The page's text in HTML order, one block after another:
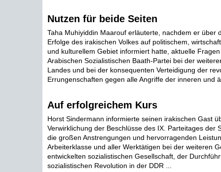
Nutzen für beide Seiten
Taha Muhiyiddin Maarouf erläuterte, nachdem er über
Erfolge des irakischen Volkes auf politischem,
und kulturellem Gebiet informiert hatte, aktuelle
Arabischen Sozialistischen Baath-Partei bei der
Landes und bei der konsequenten Verteidigung der
Errungenschaften gegen alle Angriffe der inneren und
Auf erfolgreichem Kurs
Horst Sindermann informierte seinen irakischen Gast
Verwirklichung der Beschlüsse des IX. Parteitages der
die großen Anstrengungen und hervorragenden
Arbeiterklasse und aller Werktätigen bei der weiteren
entwickelten sozialistischen Gesellschaft, der
sozialistischen Revolution in der DDR ...